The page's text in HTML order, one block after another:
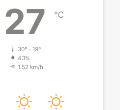
27 ℃
30º - 19º
43%
1.52 km/h